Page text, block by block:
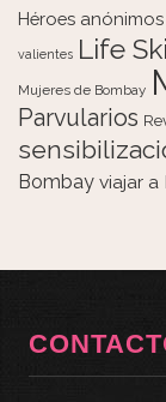
Héroes anónimos
valientes Life
Mujeres de Bombay
Parvularios
Bombay viajar a